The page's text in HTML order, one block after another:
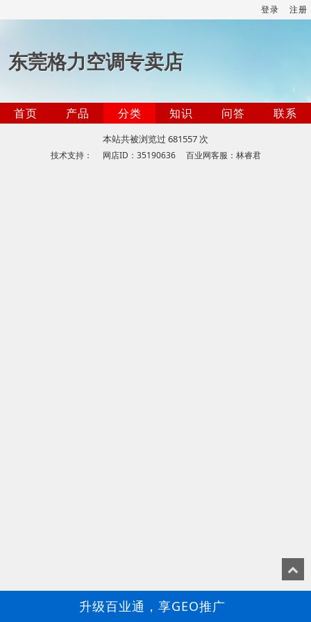
登录 注册
东莞格力空调专卖店
首页 产品 分类 知识 问答 联系
本站共被浏览过 681557 次
技术支持： 网店ID：35190636 百业网客服：林睿君
升级百业通，享GEO推广